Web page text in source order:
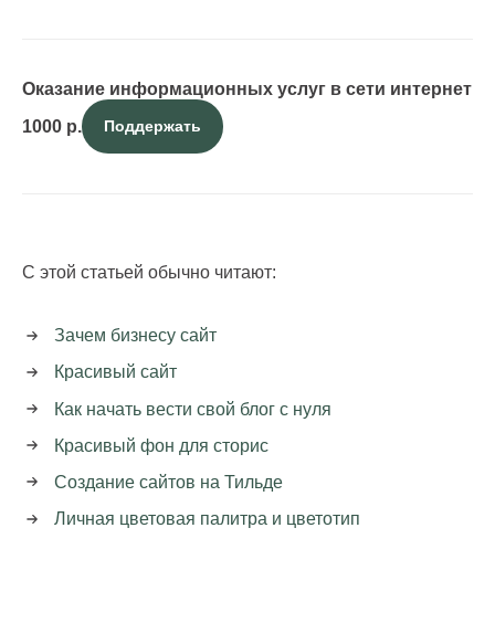
Оказание информационных услуг в сети интернет
1000 р. Поддержать
С этой статьей обычно читают:
Зачем бизнесу сайт
Красивый сайт
Как начать вести свой блог с нуля
Красивый фон для сторис
Создание сайтов на Тильде
Личная цветовая палитра и цветотип